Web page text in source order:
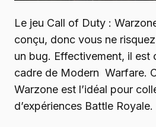
Le jeu Call of Duty :
conçu, donc vous ne
un bug. Effectivement, il est
cadre de Modern Warfare.
Warzone est l’idéal pour
d’expériences Battle Royale.